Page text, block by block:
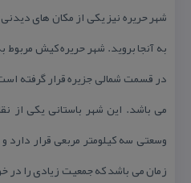
شهر حریره نیز یكی از مكان های
در قسمت شمالی جزیره قرار گرفته
می باشد. این شهر باستانی یكی از
وسعتی سه كیلومتر مربعی قرار دارد
زمان می باشد كه جمعیت زیادی را